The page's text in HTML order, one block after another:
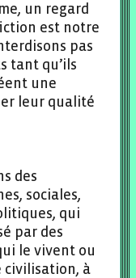
un regard
est notre
pas
tant qu’ils
une
leur qualité
des
sociales,
qui
par des
le vivent ou
civilisation, à